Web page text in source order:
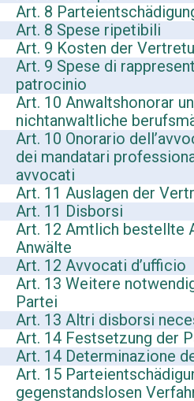
Art. 8
Art. 8 Spese ripetibili
Art. 9 Kosten der
Art. 9 Spese di
patrocinio
Art. 10 Anwaltshonorar
nichtanwaltliche
Art. 10 Onorario
dei mandatari
avvocati
Art. 11 Auslagen der
Art. 11 Disborsi
Art. 12 Amtlich bestellte
Anwälte
Art. 12 Avvocati d’ufficio
Art. 13 Weitere
Partei
Art. 13 Altri disborsi
Art. 14 Festsetzung der
Art. 14 Determinazione
Art. 15
gegenstandslosen